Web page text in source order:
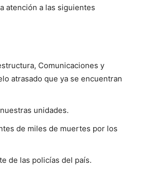
atención a las siguientes
Comunicaciones y
atrasado que ya se encuentran
unidades.
de miles de muertes por los
de las policías del país.